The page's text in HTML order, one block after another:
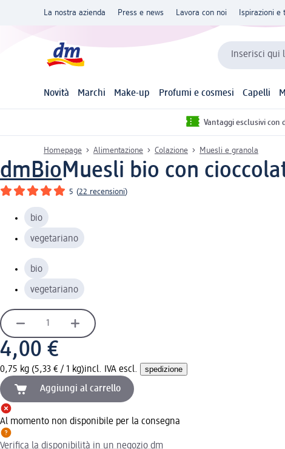
La nostra azienda Press e news Lavora con noi Ispirazioni e
Inserisci qui
Novità Marchi Make-up Profumi e cosmesi Capelli
Vantaggi esclusivi con
Homepage Alimentazione Colazione Muesli e granola
dmBioMuesli bio con
5 (22 recensioni)
bio
vegetariano
bio
vegetariano
4,00 €
0,75 kg (5,33 € / 1 kg)incl. IVA escl. spedizione
Aggiungi al carrello
Al momento non disponibile per la consegna
Verifica la disponibilità in un negozio dm